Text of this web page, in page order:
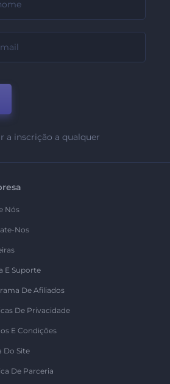
a inscrição a qualquer
Nós
Nos
E Suporte
De Afiliados
De Privacidade
E Condições
Do Site
De Parceria